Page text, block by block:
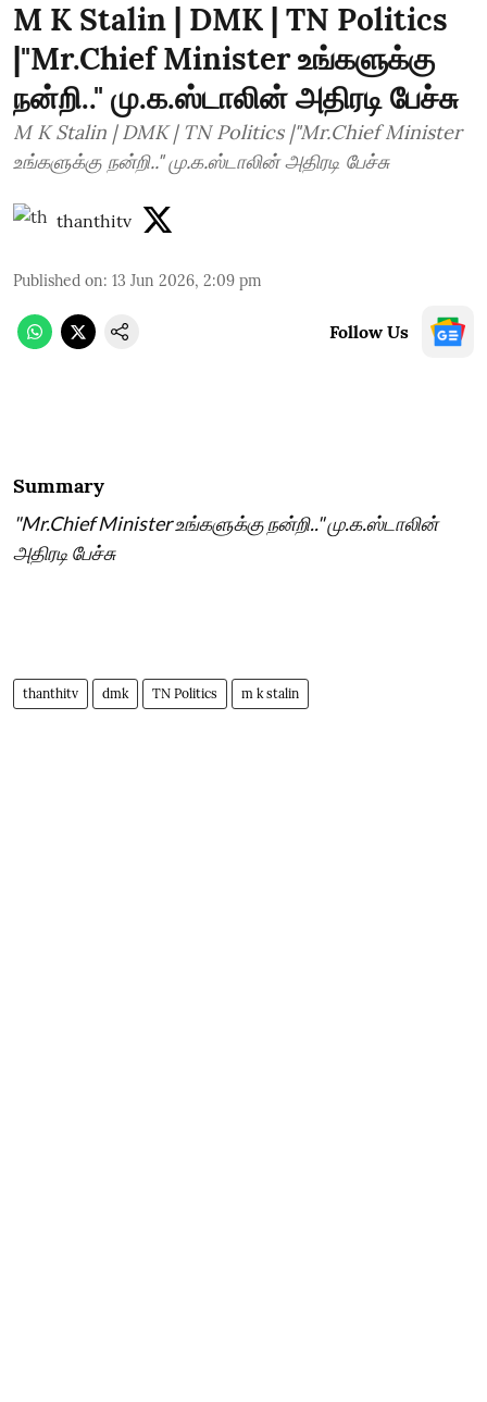
M K Stalin | DMK | TN Politics
|"Mr.Chief Minister உங்களுக்கு
நன்றி.." மு.க.ஸ்டாலின் அதிரடி பேச்சு
M K Stalin | DMK | TN Politics |"Mr.Chief Minister
உங்களுக்கு நன்றி.." மு.க.ஸ்டாலின் அதிரடி பேச்சு
thanthitv
Published on: 13 Jun 2026, 2:09 pm
Follow Us
Summary
"Mr.Chief Minister உங்களுக்கு நன்றி.." மு.க.ஸ்டாலின்
அதிரடி பேச்சு
thanthitv dmk TN Politics m k stalin